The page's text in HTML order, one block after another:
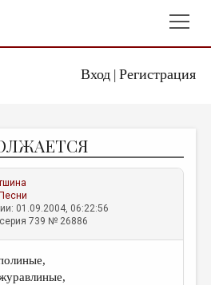
Вход| Регистрация
Песни
01.09.2004, 06:22:56
739 № 26886